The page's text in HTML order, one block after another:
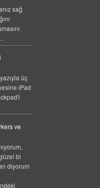
sağ
üç
iPad
ve
bi
diyorum